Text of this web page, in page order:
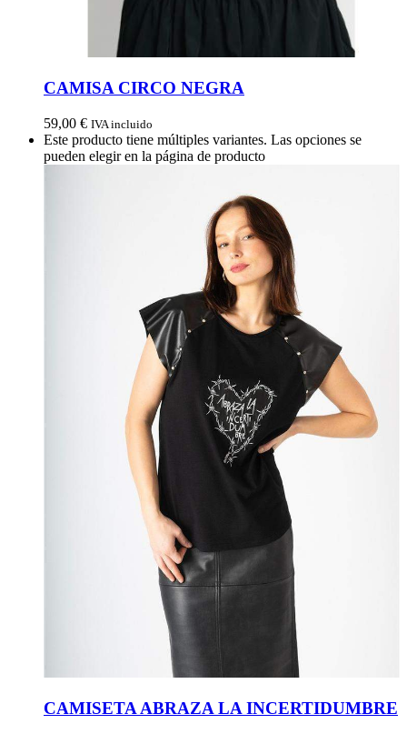
CAMISA CIRCO NEGRA
59,00 € IVA incluido
Este producto tiene múltiples variantes. Las opciones se
pueden elegir en la página de producto
CAMISETA ABRAZA LA INCERTIDUMBRE